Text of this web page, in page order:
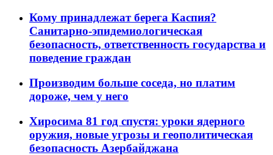
Кому принадлежат берега Каспия?
Санитарно-эпидемиологическая
безопасность, ответственность государства и
поведение граждан
Производим больше соседа, но платим
дороже, чем у него
Хиросима 81 год спустя: уроки ядерного
оружия, новые угрозы и геополитическая
безопасность Азербайджана